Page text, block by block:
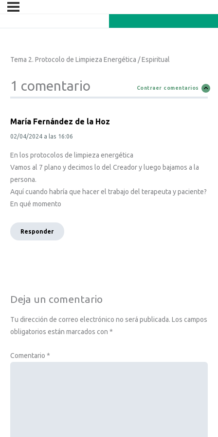
Tema 2. Protocolo de Limpieza Energética / Espiritual
1 comentario Contraer comentarios
María Fernández de la Hoz
02/04/2024 a las 16:06
En los protocolos de limpieza energética
Vamos al 7 plano y decimos lo del Creador y luego bajamos a la
persona.
Aquí cuando habría que hacer el trabajo del terapeuta y paciente?
En qué momento
Responder
Deja un comentario
Tu dirección de correo electrónico no será publicada. Los campos
obligatorios están marcados con *
Comentario *